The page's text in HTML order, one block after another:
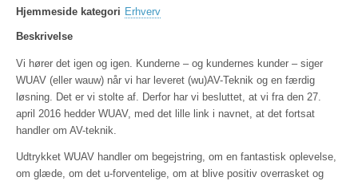
Hjemmeside kategori Erhverv
Beskrivelse
Vi hører det igen og igen. Kunderne – og kundernes kunder – siger
WUAV (eller wauw) når vi har leveret (wu)AV-Teknik og en færdig
løsning. Det er vi stolte af. Derfor har vi besluttet, at vi fra den 27.
april 2016 hedder WUAV, med det lille link i navnet, at det fortsat
handler om AV-teknik.
Udtrykket WUAV handler om begejstring, om en fantastisk oplevelse,
om glæde, om det u-forventelige, om at blive positiv overrasket og